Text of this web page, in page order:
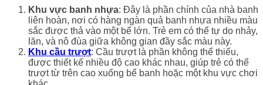
Khu vực banh nhựa: Đây là phần chính của nhà banh
liên hoàn, nơi có hàng ngàn quả banh nhựa nhiều màu
sắc được thả vào một bể lớn. Trẻ em có thể tự do nhảy,
lăn, và nô đùa giữa không gian đầy sắc màu này.
Khu cầu trượt: Cầu trượt là phần không thể thiếu,
được thiết kế nhiều độ cao khác nhau, giúp trẻ có thể
trượt từ trên cao xuống bể banh hoặc một khu vực chơi